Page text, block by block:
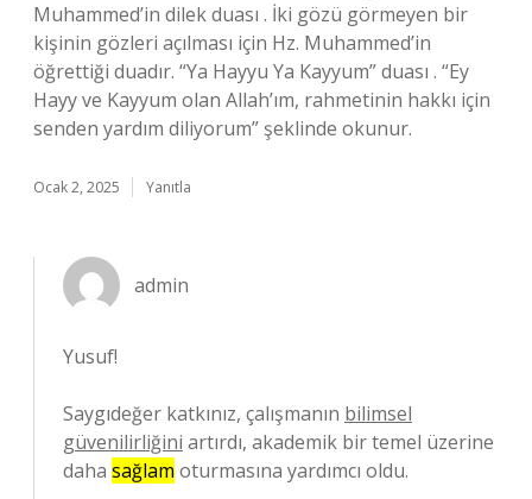
Muhammed’in dilek duası . İki gözü görmeyen bir
kişinin gözleri açılması için Hz. Muhammed’in
öğrettiği duadır. “Ya Hayyu Ya Kayyum” duası . “Ey
Hayy ve Kayyum olan Allah’ım, rahmetinin hakkı için
senden yardım diliyorum” şeklinde okunur.
Ocak 2, 2025 Yanıtla
admin
Yusuf!
Saygıdeğer katkınız, çalışmanın bilimsel
güvenilirliğini artırdı, akademik bir temel üzerine
daha sağlam oturmasına yardımcı oldu.